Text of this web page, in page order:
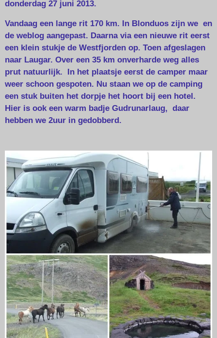
donderdag 27 juni 2013.
Vandaag een lange rit 170 km. In Blonduos zijn we en
de weblog aangepast. Daarna via een nieuwe rit eerst
een klein stukje de Westfjorden op. Toen afgeslagen
naar Laugar. Over een 35 km onverharde weg alles
prut natuurlijk. In het plaatsje eerst de camper maar
weer schoon gespoten. Nu staan we op de camping
een stuk buiten het dorpje het hoort bij een hotel.
Hier is ook een warm badje Gudrunarlaug, daar
hebben we 2uur in gedobberd.